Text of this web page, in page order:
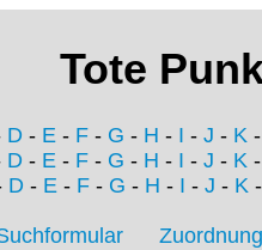
Tote
D - E - F - G - H - I - J - K
D - E - F - G - H - I - J - K
D- E- F- G - H - I - J - K